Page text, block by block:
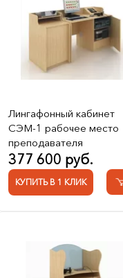
Лингафонный кабинет
СЭМ-1 рабочее место
преподавателя
377 600 руб.
КУПИТЬ В 1 КЛИК